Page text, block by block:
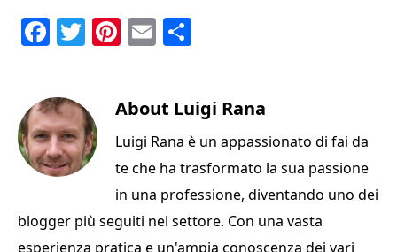
F
c
e
b
o
k
T
te
r
Pi
re
st
E
l di
vi
di
About Luigi Rana
Luigi Rana è un appassionato di fai da
te che ha trasformato la sua passione
in una professione, diventando uno dei
blogger più seguiti nel settore. Con una vasta
esperienza pratica e un'ampia conoscenza dei vari